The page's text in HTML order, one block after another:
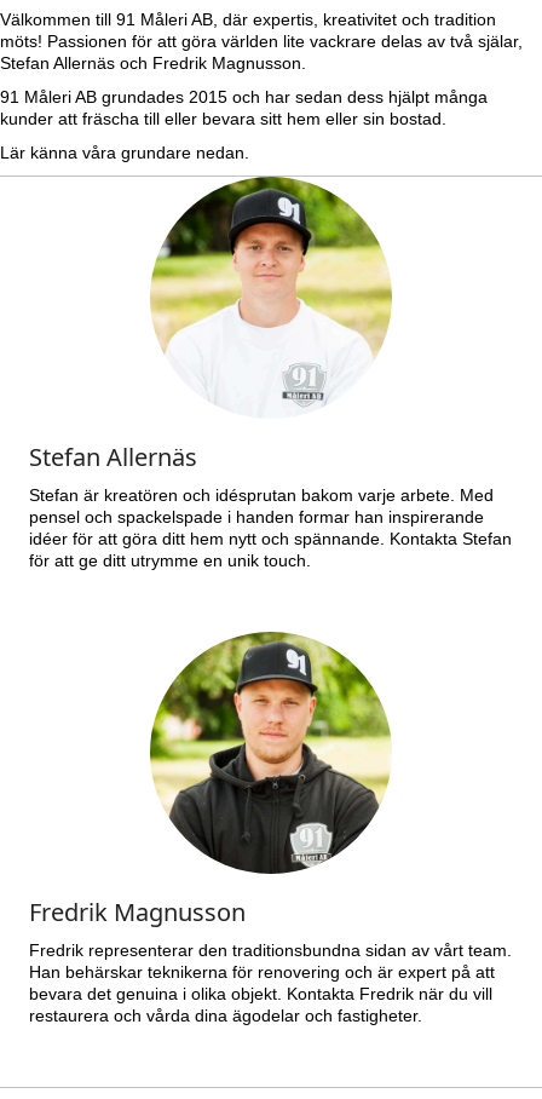
Välkommen till 91 Måleri AB, där expertis, kreativitet och tradition
möts! Passionen för att göra världen lite vackrare delas av två själar,
Stefan Allernäs och Fredrik Magnusson.
91 Måleri AB grundades 2015 och har sedan dess hjälpt många
kunder att fräscha till eller bevara sitt hem eller sin bostad.
Lär känna våra grundare nedan.
Stefan Allernäs
Stefan är kreatören och idésprutan bakom varje arbete. Med
pensel och spackelspade i handen formar han inspirerande
idéer för att göra ditt hem nytt och spännande. Kontakta Stefan
för att ge ditt utrymme en unik touch.
Fredrik Magnusson
Fredrik representerar den traditionsbundna sidan av vårt team.
Han behärskar teknikerna för renovering och är expert på att
bevara det genuina i olika objekt. Kontakta Fredrik när du vill
restaurera och vårda dina ägodelar och fastigheter.